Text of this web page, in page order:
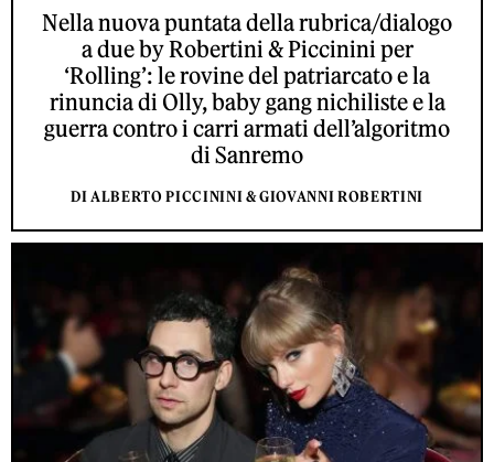
Nella nuova puntata della rubrica/dialogo
a due by Robertini & Piccinini per
‘Rolling’: le rovine del patriarcato e la
rinuncia di Olly, baby gang nichiliste e la
guerra contro i carri armati dell’algoritmo
di Sanremo
DI ALBERTO PICCININI & GIOVANNI ROBERTINI